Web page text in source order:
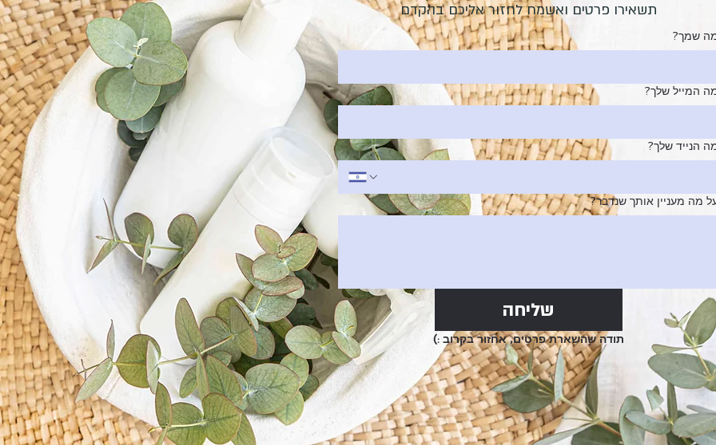
תשאירו פרטים ואשמח לחזור אליכם בהקדם
שמך?
המייל שלך?
הנייד שלך?
מה מעניין אותך שנדבר?
שליחה
תודה שהשארת פרטים, אחזור בקרוב :)